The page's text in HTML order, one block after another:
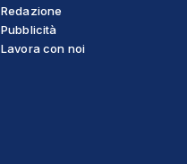
Redazione
Pubblicità
Lavora con noi